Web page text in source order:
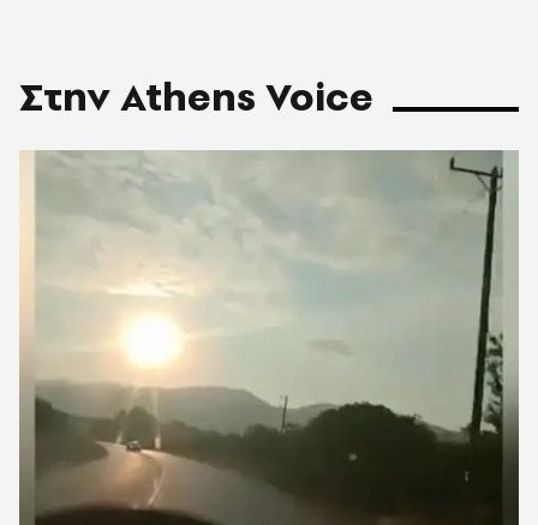
Στην Athens Voice